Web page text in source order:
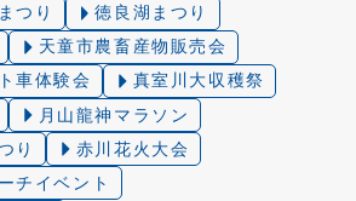
つり
徳良湖まつり
天童市農畜産物販売会
車体験会
真室川大収穫祭
月山龍神マラソン
り
赤川花火大会
チイベント